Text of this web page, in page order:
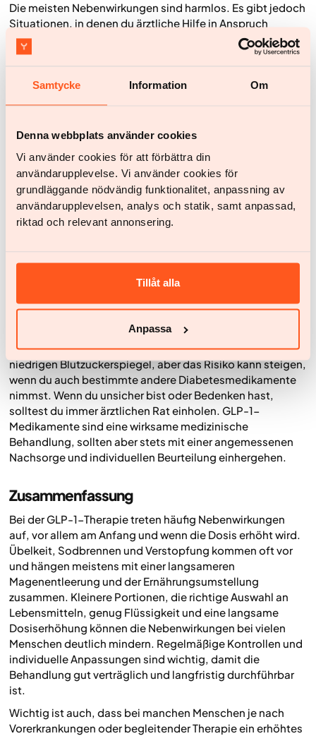
Samtycke Information Om
Denna webbplats använder cookies
Vi använder cookies för att förbättra din
användarupplevelse. Vi använder cookies för
grundläggande nödvändig funktionalitet, anpassning av
användarupplevelsen, analys och statik, samt anpassad,
riktad och relevant annonsering.
Tillåt alla
Anpassa
Die meisten Nebenwirkungen sind harmlos. Es gibt jedoch
Situationen, in denen du ärztliche Hilfe in Anspruch
nehmen solltest.
wiederholtem Erbrechen
konzentriertem Urin, Schwindel, Schwäche oder
Herzklopfen
starken Bauchschmerzen, da bei schneller
Gewichtsabnahme das Risiko für Gallenprobleme
steigen kann
plötzlichen, sehr starken Bauchschmerzen, die auf
Beschwerden, die sich trotz Anpassungen nicht
plötzlichen Veränderungen des Sehvermögens
GLP-1-Medikamente verursachen selten allein einen
niedrigen Blutzuckerspiegel, aber das Risiko kann steigen,
wenn du auch bestimmte andere Diabetesmedikamente
nimmst. Wenn du unsicher bist oder Bedenken hast,
solltest du immer ärztlichen Rat einholen. GLP-1-
Medikamente sind eine wirksame medizinische
Behandlung, sollten aber stets mit einer angemessenen
Nachsorge und individuellen Beurteilung einhergehen.
Zusammenfassung
Bei der GLP-1-Therapie treten häufig Nebenwirkungen
auf, vor allem am Anfang und wenn die Dosis erhöht wird.
Übelkeit, Sodbrennen und Verstopfung kommen oft vor
und hängen meistens mit einer langsameren
Magenentleerung und der Ernährungsumstellung
zusammen. Kleinere Portionen, die richtige Auswahl an
Lebensmitteln, genug Flüssigkeit und eine langsame
Dosiserhöhung können die Nebenwirkungen bei vielen
Menschen deutlich mindern. Regelmäßige Kontrollen und
individuelle Anpassungen sind wichtig, damit die
Behandlung gut verträglich und langfristig durchführbar
ist.
Wichtig ist auch, dass bei manchen Menschen je nach
Vorerkrankungen oder begleitender Therapie ein erhöhtes